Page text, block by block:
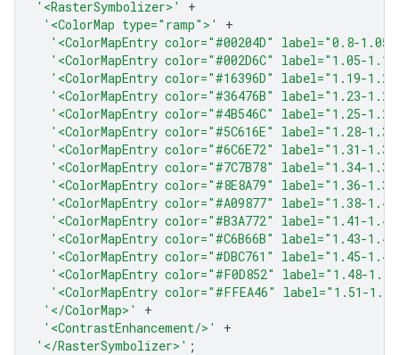
'<RasterSymbolizer>'
+
'<ColorMap type="ramp">'
+
'<ColorMapEntry color="#00204D" label="0.8-
'<ColorMapEntry color="#002D6C" label="1.05-
'<ColorMapEntry color="#16396D" label="1.19-
'<ColorMapEntry color="#36476B" label="1.23-
'<ColorMapEntry color="#4B546C" label="1.25-
'<ColorMapEntry color="#5C616E" label="1.28-
'<ColorMapEntry color="#6C6E72" label="1.31-
'<ColorMapEntry color="#7C7B78" label="1.34-
'<ColorMapEntry color="#8E8A79" label="1.36-
'<ColorMapEntry color="#A09877" label="1.38-
'<ColorMapEntry color="#B3A772" label="1.41-
'<ColorMapEntry color="#C6B66B" label="1.43-
'<ColorMapEntry color="#DBC761" label="1.45-
'<ColorMapEntry color="#F0D852" label="1.48-
'<ColorMapEntry color="#FFEA46" label="1.51-
'</ColorMap>'
+
'<ContrastEnhancement/>'
+
'</RasterSymbolizer>' ;